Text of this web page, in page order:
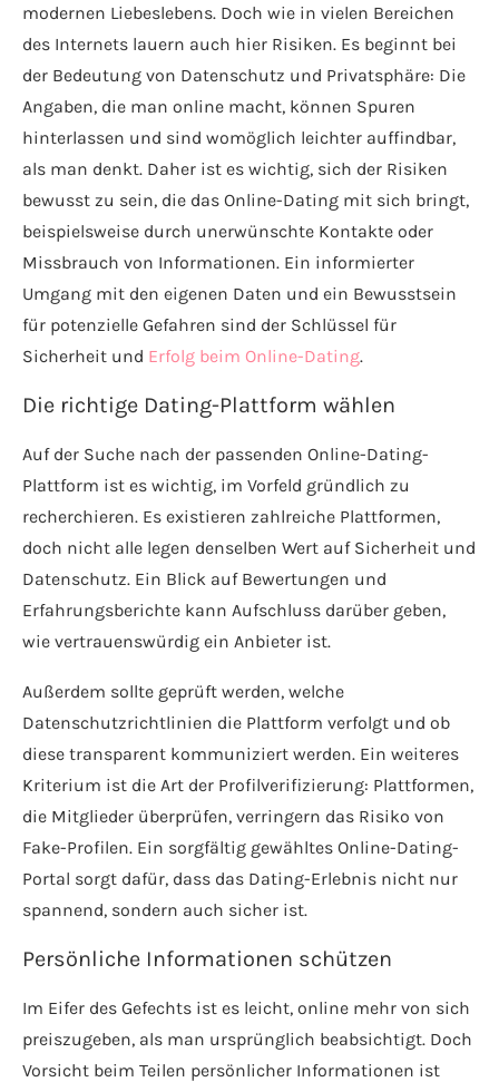
modernen Liebeslebens. Doch wie in vielen Bereichen
des Internets lauern auch hier Risiken. Es beginnt bei
der Bedeutung von Datenschutz und Privatsphäre: Die
Angaben, die man online macht, können Spuren
hinterlassen und sind womöglich leichter auffindbar,
als man denkt. Daher ist es wichtig, sich der Risiken
bewusst zu sein, die das Online-Dating mit sich bringt,
beispielsweise durch unerwünschte Kontakte oder
Missbrauch von Informationen. Ein informierter
Umgang mit den eigenen Daten und ein Bewusstsein
für potenzielle Gefahren sind der Schlüssel für
Sicherheit und Erfolg beim Online-Dating.
Die richtige Dating-Plattform wählen
Auf der Suche nach der passenden Online-Dating-
Plattform ist es wichtig, im Vorfeld gründlich zu
recherchieren. Es existieren zahlreiche Plattformen,
doch nicht alle legen denselben Wert auf Sicherheit und
Datenschutz. Ein Blick auf Bewertungen und
Erfahrungsberichte kann Aufschluss darüber geben,
wie vertrauenswürdig ein Anbieter ist.
Außerdem sollte geprüft werden, welche
Datenschutzrichtlinien die Plattform verfolgt und ob
diese transparent kommuniziert werden. Ein weiteres
Kriterium ist die Art der Profilverifizierung: Plattformen,
die Mitglieder überprüfen, verringern das Risiko von
Fake-Profilen. Ein sorgfältig gewähltes Online-Dating-
Portal sorgt dafür, dass das Dating-Erlebnis nicht nur
spannend, sondern auch sicher ist.
Persönliche Informationen schützen
Im Eifer des Gefechts ist es leicht, online mehr von sich
preiszugeben, als man ursprünglich beabsichtigt. Doch
Vorsicht beim Teilen persönlicher Informationen ist